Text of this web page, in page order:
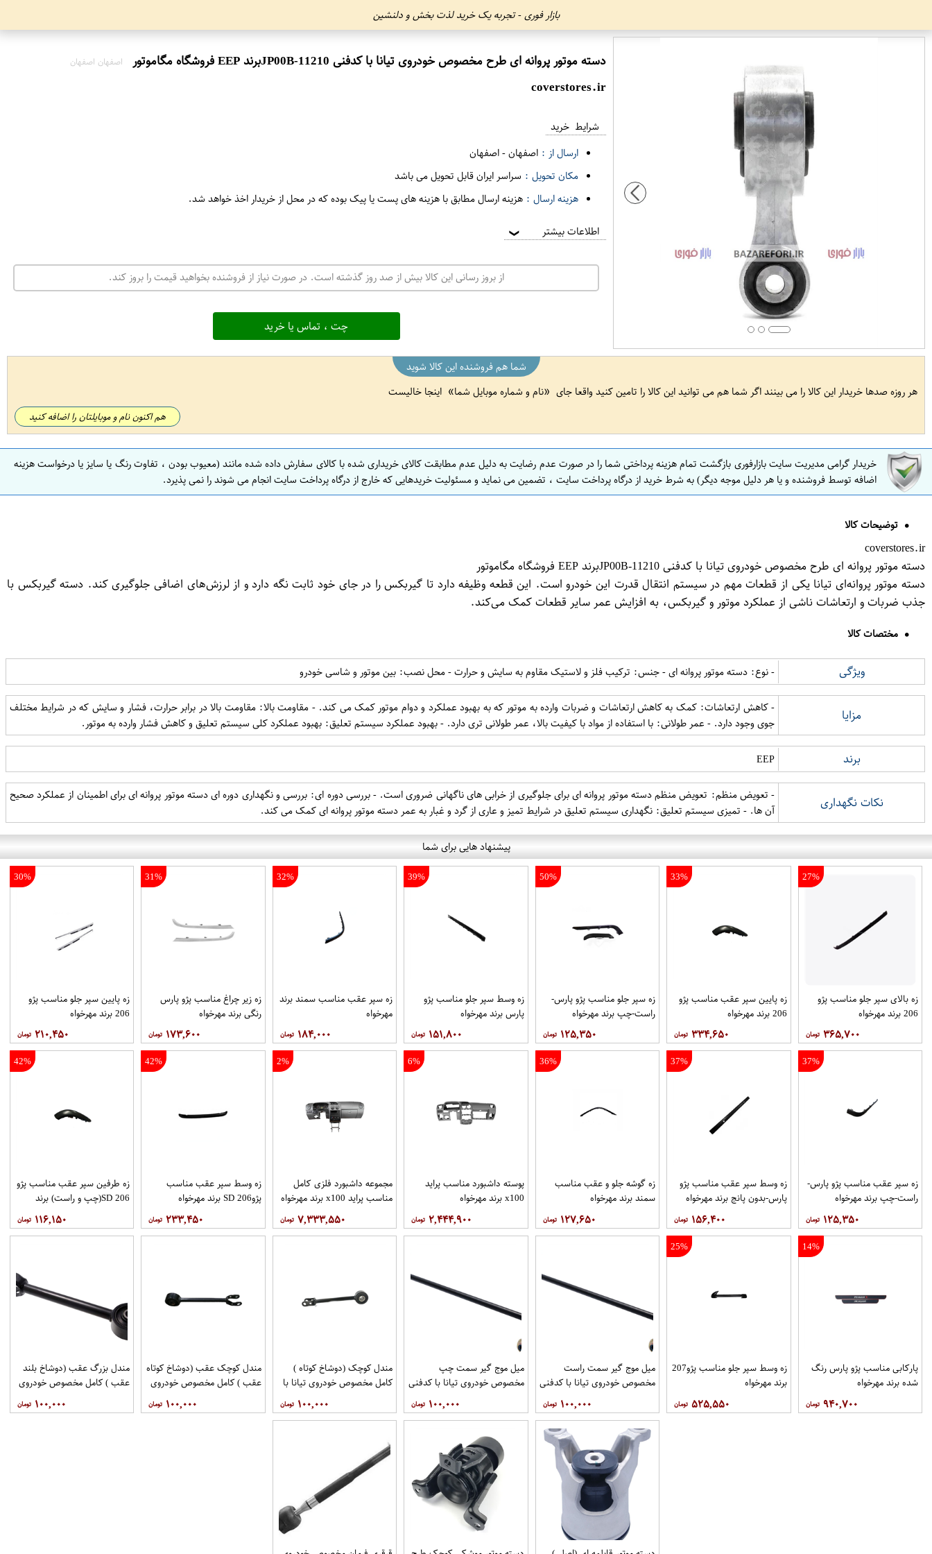
بازار فوری - تجربه یک خرید لذت بخش و دلنشین
دسته موتور پروانه ای طرح مخصوص خودروی تیانا با کدفنی 11210-JP00Bبرند EEP فروشگاه مگاموتور اصفهان اصفهان
coverstores.ir
شرایط خرید
ارسال از : اصفهان-اصفهان
مکان تحویل : سراسر ایران قابل تحویل می باشد
هزینه ارسال : هزینه ارسال مطابق با هزینه های پست یا پیک بوده که در محل از خریدار اخذ خواهد شد.
اطلاعات بیشتر ❯
از بروز رسانی این کالا بیش از صد روز گذشته است. در صورت نیاز از فروشنده بخواهید قیمت را بروز کند.
چت ، تماس یا خرید
شما هم فروشنده این کالا شوید
هر روزه صدها خریدار این کالا را می بینند اگر شما هم می توانید این کالا را تامین کنید واقعا جای
نام و شماره موبایل شما اینجا خالیست
هم اکنون نام و موبایلتان را اضافه کنید
خریدار گرامی مدیریت سایت بازارفوری بازگشت تمام هزینه پرداختی شما را در صورت عدم رضایت به دلیل عدم مطابقت کالای خریداری شده با کالای سفارش داده شده مانند (معیوب بودن ، تفاوت رنگ یا سایز یا درخواست هزینه
اضافه توسط فروشنده و یا هر دلیل موجه دیگر) به شرط خرید از درگاه پرداخت سایت ، تضمین می نماید و مسئولیت خریدهایی که خارج از درگاه پرداخت سایت انجام می شوند را نمی پذیرد.
توضیحات کالا
coverstores.ir
دسته موتور پروانه ای طرح مخصوص خودروی تیانا با کدفنی 11210-JP00Bبرند EEP فروشگاه مگاموتور
دسته موتور پروانه‌ای تیانا یکی از قطعات مهم در سیستم انتقال قدرت این خودرو است. این قطعه وظیفه دارد تا گیربکس را در جای خود ثابت نگه دارد و از لرزش‌های اضافی جلوگیری کند. دسته گیربکس با
جذب ضربات و ارتعاشات ناشی از عملکرد موتور و گیربکس، به افزایش عمر سایر قطعات کمک می‌کند.
مختصات کالا
ویژگی - نوع: دسته موتور پروانه ای - جنس: ترکیب فلز و لاستیک مقاوم به سایش و حرارت - محل نصب: بین موتور و شاسی خودرو
مزایا
- کاهش ارتعاشات: کمک به کاهش ارتعاشات و ضربات وارده به موتور که به بهبود عملکرد و دوام موتور کمک می کند. - مقاومت بالا: مقاومت بالا در برابر حرارت، فشار و سایش که در شرایط مختلف
جوی وجود دارد. - عمر طولانی: با استفاده از مواد با کیفیت بالا، عمر طولانی تری دارد. - بهبود عملکرد سیستم تعلیق: بهبود عملکرد کلی سیستم تعلیق و کاهش فشار وارده به موتور.
برند EEP
نکات نگهداری
- تعویض منظم: تعویض منظم دسته موتور پروانه ای برای جلوگیری از خرابی های ناگهانی ضروری است. - بررسی دوره ای: بررسی و نگهداری دوره ای دسته موتور پروانه ای برای اطمینان از عملکرد صحیح
آن ها. - تمیزی سیستم تعلیق: نگهداری سیستم تعلیق در شرایط تمیز و عاری از گرد و غبار به عمر دسته موتور پروانه ای کمک می کند.
پیشنهاد هایی برای شما
27%
زه بالای سپر جلو مناسب پژو
206 برند مهرخواه
۳۶۵,۷۰۰
33%
زه پایین سپر عقب مناسب پژو
206 برند مهرخواه
۳۳۴,۶۵۰
50%
زه سپر جلو مناسب پژو پارس-
راست-چپ برند مهرخواه
۱۲۵,۳۵۰
39%
زه وسط سپر جلو مناسب پژو
پارس برند مهرخواه
۱۵۱,۸۰۰
32%
زه سپر عقب مناسب سمند برند
مهرخواه
۱۸۴,۰۰۰
31%
زه زیر چراغ مناسب پژو پارس
رنگی برند مهرخواه
۱۷۳,۶۰۰
30%
زه پایین سپر جلو مناسب پژو
206 برند مهرخواه
۲۱۰,۴۵۰
37%
زه سپر عقب مناسب پژو پارس-
راست-چپ برند مهرخواه
۱۲۵,۳۵۰
37%
زه وسط سپر عقب مناسب پژو
پارس-بدون پانج برند مهرخواه
۱۵۶,۴۰۰
36%
زه گوشه جلو و عقب مناسب
سمند برند مهرخواه
۱۲۷,۶۵۰
6%
پوسته داشبورد مناسب پراید
x100 برند مهرخواه
۲,۴۴۴,۹۰۰
2%
مجموعه داشبورد فلزی كامل
مناسب پراید x100 برند مهرخواه
۷,۳۳۳,۵۵۰
42%
زه وسط سپر عقب مناسب
پژو206 SD برند مهرخواه
۲۳۳,۴۵۰
42%
زه طرفین سپر عقب مناسب پژو
206 SD(چپ و راست) برند
۱۱۶,۱۵۰
14%
پاركابی مناسب پژو پارس رنگ
شده برند مهرخواه
۹۴۰,۷۰۰
25%
زه وسط سپر جلو مناسب پژو207
برند مهرخواه
۵۲۵,۵۵۰
میل موج گیر سمت راست
مخصوص خودروی تیانا با کدفنی
54618-1AA0E برندنیسان موتور
فروشگاه مگاموتور ۱۰۰,۰۰۰
میل موج گیر سمت چپ
مخصوص خودروی تیانا با کدفنی
54668-1AA0E برندنیسان موتور
فروشگاه مگاموتور ۱۰۰,۰۰۰
مندل کوچک (دوشاخ کوتاه )
کامل مخصوص خودروی تیانا با
کد فنی 551A0JN00Aبرند
نیسان موتور فروشگاه مگاموتور
۱۰۰,۰۰۰
مندل کوچک عقب (دوشاخ کوتاه
عقب ) کامل مخصوص خودروی
JN01Aبرند EEP فروشگاه
۱۰۰,۰۰۰
مندل بزرگ عقب (دوشاخ بلند
عقب ) کامل مخصوص خودروی
JN00Aبرند EEP فروشگاه
۱۰۰,۰۰۰